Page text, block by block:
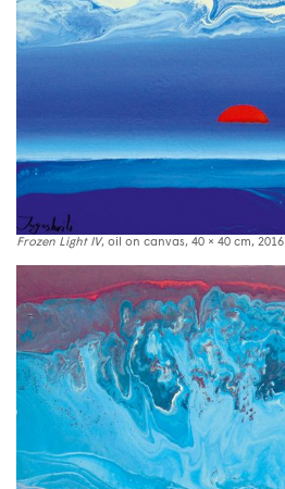
Frozen Light IV, oil on canvas, 40 × 40 cm, 2016